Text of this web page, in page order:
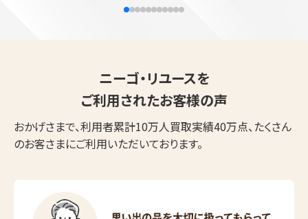
ニーゴ・リユースを
ご利用されたお客様の声
おかげさまで、利用者累計10万人買取実績40万点、たくさん
のお客さまにご利用いただいております。